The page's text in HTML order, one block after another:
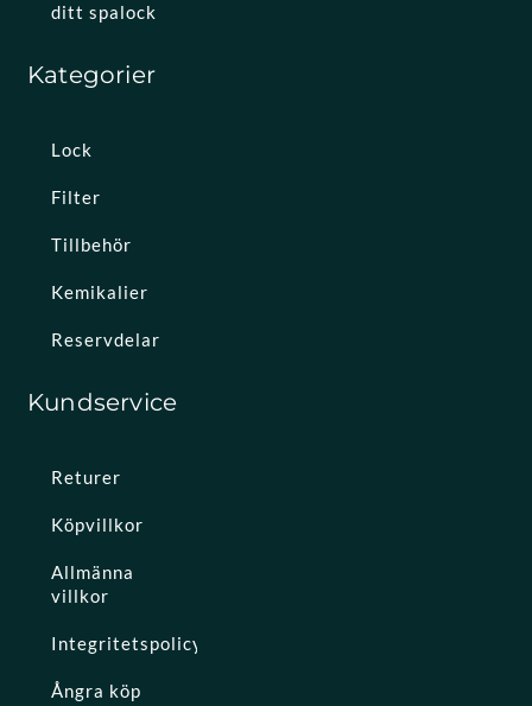
ditt spalock
Kategorier
Lock
Filter
Tillbehör
Kemikalier
Reservdelar
Kundservice
Returer
Köpvillkor
Allmänna
villkor
Integritetspolicy
Ångra köp